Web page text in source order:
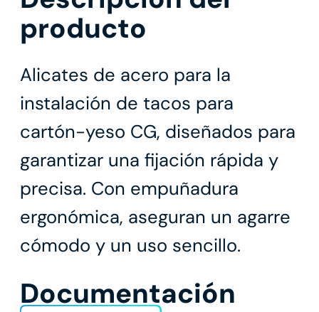
producto
Alicates de acero para la
instalación de tacos para
cartón-yeso CG, diseñados para
garantizar una fijación rápida y
precisa. Con empuñadura
ergonómica, aseguran un agarre
cómodo y un uso sencillo.
Documentación